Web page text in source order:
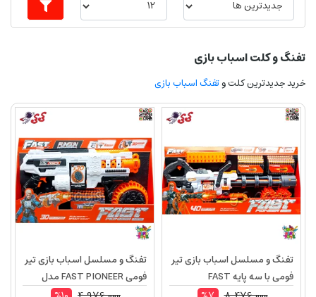
تفنگ و کلت اسباب بازی
خرید جدیدترین کلت وتفنگ اسباب بازی
تفنگ و مسلسل اسباب بازی تیر
فومی با سه پایه FAST
تفنگ و مسلسل اسباب بازی تیر
فومی FAST PIONEER مدل